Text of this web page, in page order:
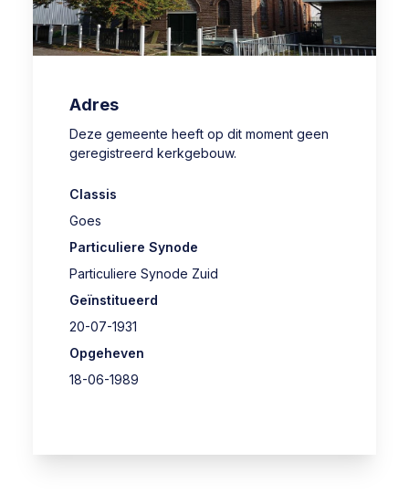
Adres
Deze gemeente heeft op dit moment geen
geregistreerd kerkgebouw.
Classis
Goes
Particuliere Synode
Particuliere Synode Zuid
Geïnstitueerd
20-07-1931
Opgeheven
18-06-1989